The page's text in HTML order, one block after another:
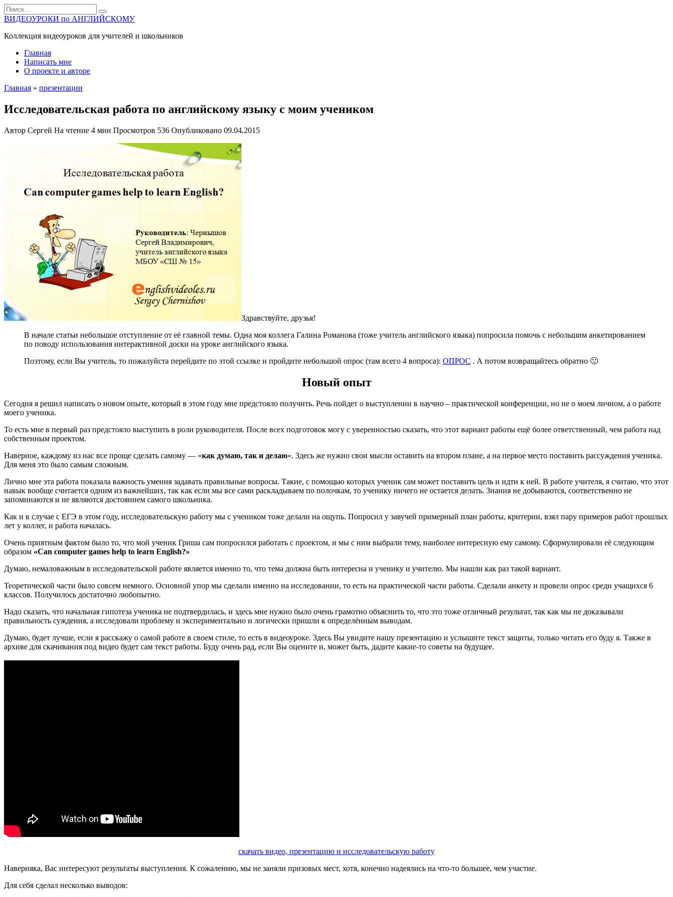
Перейти
к
содержанию
Search
for:
ВИДЕОУРОКИ по АНГЛИЙСКОМУ
Коллекция видеоуроков для учителей и школьников
Главная
Написать мне
О проекте и авторе
Главная » презентации
Исследовательская работа по английскому языку с моим учеником
Автор Сергей На чтение 4 мин Просмотров 536 Опубликовано 09.04.2015
Здравствуйте, друзья!
В начале статьи небольшое отступление от её главной темы. Одна моя коллега Галина Романова (тоже учитель английского языка) попросила помочь с небольшим анкетированием
по поводу использования интерактивной доски на уроке английского языка.
Поэтому, если Вы учитель, то пожалуйста перейдите по этой ссылке и пройдите небольшой опрос (там всего 4 вопроса): ОПРОС . А потом возвращайтесь обратно 🙂
Новый опыт
Сегодня я решил написать о новом опыте, который в этом году мне предстояло получить. Речь пойдет о выступлении в научно – практической конференции, но не о моем личном, а о работе
моего ученика.
То есть мне в первый раз предстояло выступить в роли руководителя. После всех подготовок могу с уверенностью сказать, что этот вариант работы ещё более ответственный, чем работа над
собственным проектом.
Наверное, каждому из нас все проще сделать самому — «как думаю, так и делаю«. Здесь же нужно свои мысли оставить на втором плане, а на первое место поставить рассуждения ученика.
Для меня это было самым сложным.
Лично мне эта работа показала важность умения задавать правильные вопросы. Такие, с помощью которых ученик сам может поставить цель и идти к ней. В работе учителя, я считаю, что этот
навык вообще считается одним из важнейших, так как если мы все сами раскладываем по полочкам, то ученику ничего не остается делать. Знания не добываются, соответственно не
запоминаются и не являются достоянием самого школьника.
Как и в случае с ЕГЭ в этом году, исследовательскую работу мы с учеником тоже делали на ощупь. Попросил у завучей примерный план работы, критерии, взял пару примеров работ прошлых
лет у коллег, и работа началась.
Очень приятным фактом было то, что мой ученик Гриша сам попросился работать с проектом, и мы с ним выбрали тему, наиболее интересную ему самому. Сформулировали её следующим
образом «Can computer games help to learn English?»
Думаю, немаловажным в исследовательской работе является именно то, что тема должна быть интересна и ученику и учителю. Мы нашли как раз такой вариант.
Теоретической части было совсем немного. Основной упор мы сделали именно на исследовании, то есть на практической части работы. Сделали анкету и провели опрос среди учащихся 6
классов. Получилось достаточно любопытно.
Надо сказать, что начальная гипотеза ученика не подтвердилась, и здесь мне нужно было очень грамотно объяснить то, что это тоже отличный результат, так как мы не доказывали
правильность суждения, а исследовали проблему и экспериментально и логически пришли к определённым выводам.
Думаю, будет лучше, если я расскажу о самой работе в своем стиле, то есть в видеоуроке. Здесь Вы увидите нашу презентацию и услышите текст защиты, только читать его буду я. Также в
архиве для скачивания под видео будет сам текст работы. Буду очень рад, если Вы оцените и, может быть, дадите какие-то советы на будущее.
скачать видео, презентацию и исследовательскую работу
Наверняка, Вас интересуют результаты выступления. К сожалению, мы не заняли призовых мест, хотя, конечно надеялись на что-то большее, чем участие.
Для себя сделал несколько выводов: